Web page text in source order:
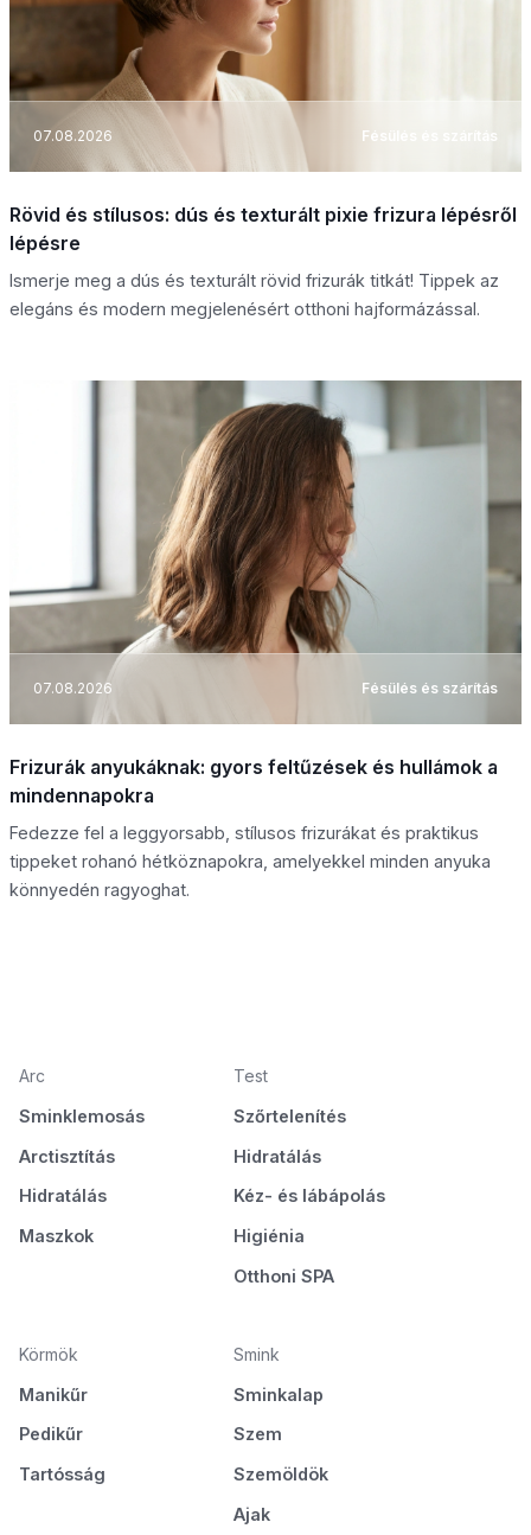
07.08.2026 Fésülés és szárítás
Rövid és stílusos: dús és texturált pixie frizura lépésről
lépésre
Ismerje meg a dús és texturált rövid frizurák titkát! Tippek az
elegáns és modern megjelenésért otthoni hajformázással.
07.08.2026 Fésülés és szárítás
Frizurák anyukáknak: gyors feltűzések és hullámok a
mindennapokra
Fedezze fel a leggyorsabb, stílusos frizurákat és praktikus
tippeket rohanó hétköznapokra, amelyekkel minden anyuka
könnyedén ragyoghat.
Arc
Sminklemosás
Arctisztítás
Hidratálás
Maszkok
Test
Szőrtelenítés
Hidratálás
Kéz- és lábápolás
Higiénia
Otthoni SPA
Körmök
Manikűr
Pedikűr
Tartósság
Smink
Sminkalap
Szem
Szemöldök
Ajak